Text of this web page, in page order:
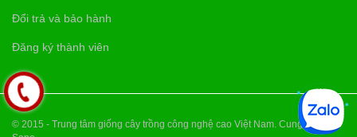
Đổi trả và bảo hành
Đăng ký thành viên
© 2015 - Trung tâm giống cây trồng công nghệ cao Việt Nam. Cung cấp bởi